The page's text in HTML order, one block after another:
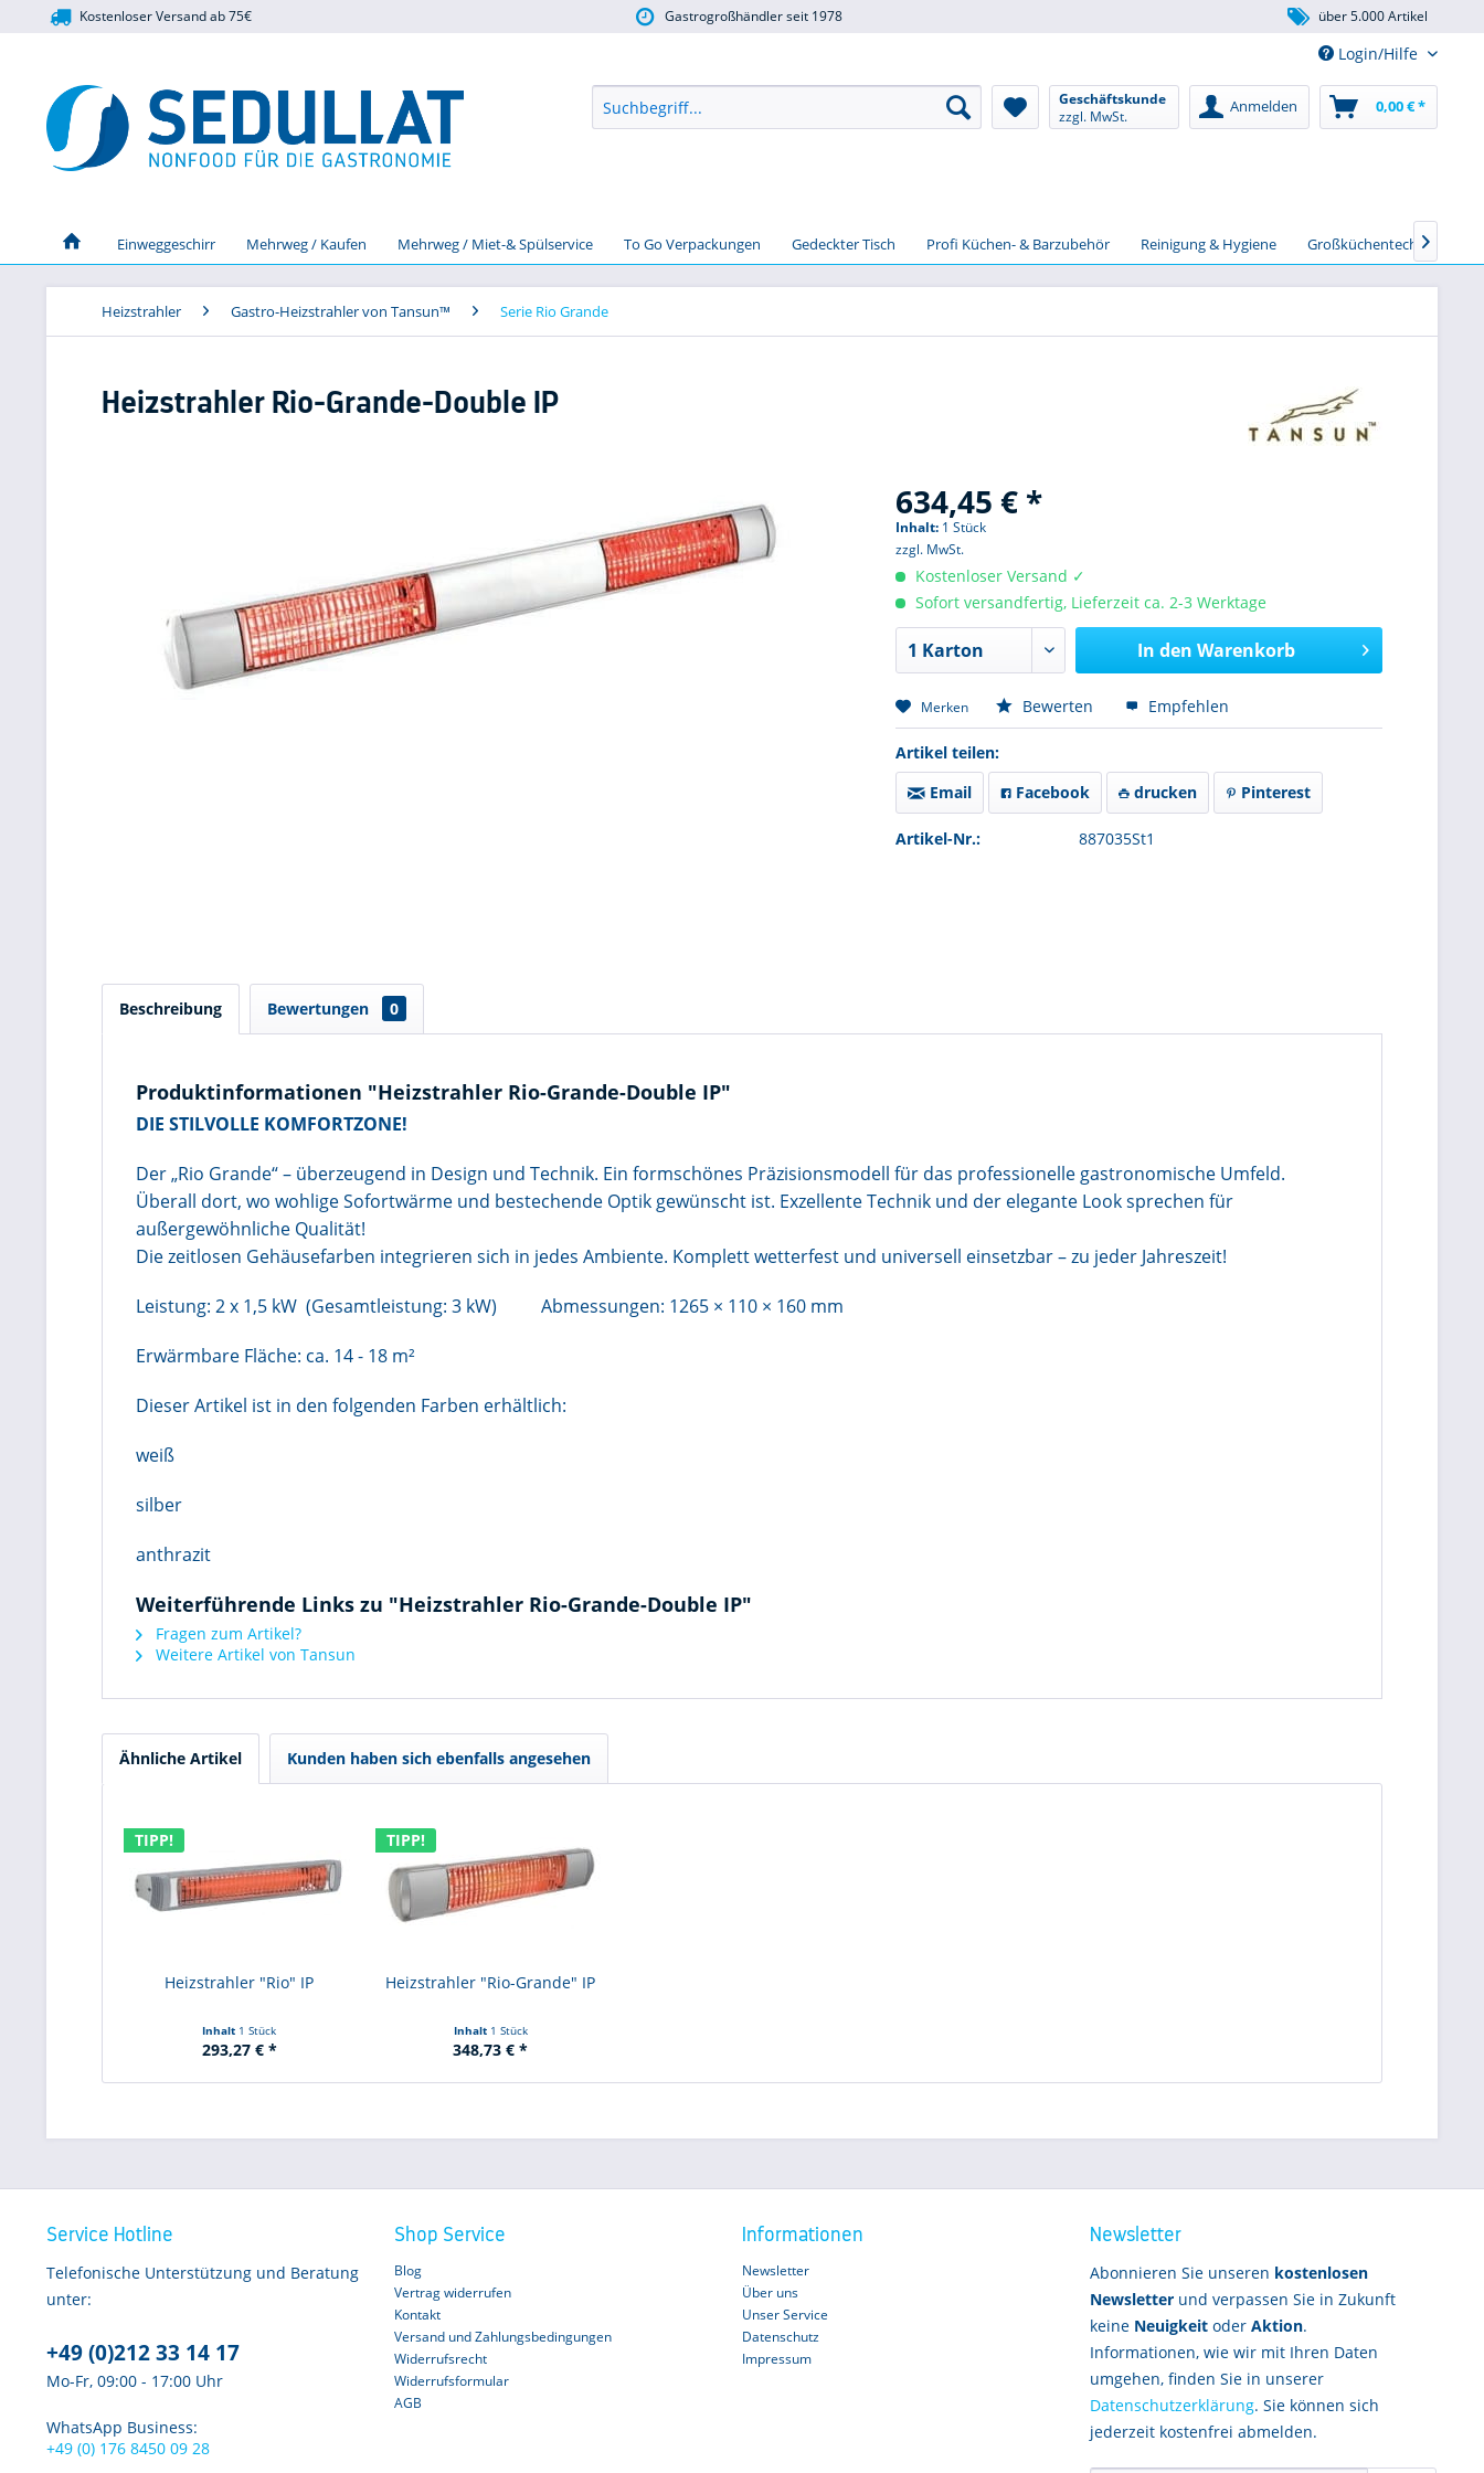
Kostenloser Versand ab 75€ Gastrogroßhändler seit 1978 über 5.000 Artikel
Login/Hilfe
Geschäftskunde
zzgl. MwSt.
Anmelden 0,00 € *
Einweggeschirr Mehrweg / Kaufen Mehrweg / Miet-& Spülservice To Go Verpackungen Gedeckter Tisch Profi Küchen- & Barzubehör Reinigung & Hygiene Großküchentechnik

Heizstrahler Gastro-Heizstrahler von Tansun™ Serie Rio Grande
Heizstrahler Rio-Grande-Double IP
634,45 € *
Inhalt: 1 Stück
zzgl. MwSt.
Kostenloser Versand ✓
Sofort versandfertig, Lieferzeit ca. 2-3 Werktage
In den Warenkorb
Merken Bewerten Empfehlen
Artikel teilen:
Email
Facebook drucken Pinterest
Artikel-Nr.: 887035St1
Beschreibung Bewertungen 0
Produktinformationen "Heizstrahler Rio-Grande-Double IP"
DIE STILVOLLE KOMFORTZONE!
Der „Rio Grande“ – überzeugend in Design und Technik. Ein formschönes Präzisionsmodell für das professionelle gastronomische Umfeld.
Überall dort, wo wohlige Sofortwärme und bestechende Optik gewünscht ist. Exzellente Technik und der elegante Look sprechen für
außergewöhnliche Qualität!
Die zeitlosen Gehäusefarben integrieren sich in jedes Ambiente. Komplett wetterfest und universell einsetzbar – zu jeder Jahreszeit!
Leistung: 2 x 1,5 kW (Gesamtleistung: 3 kW) Abmessungen: 1265 × 110 × 160 mm
Erwärmbare Fläche: ca. 14 - 18 m²
Dieser Artikel ist in den folgenden Farben erhältlich:
weiß
silber
anthrazit
Weiterführende Links zu "Heizstrahler Rio-Grande-Double IP"
Fragen zum Artikel?
Weitere Artikel von Tansun
Ähnliche Artikel Kunden haben sich ebenfalls angesehen
TIPP!
Heizstrahler "Rio" IP
Inhalt 1 Stück
293,27 € *
TIPP!
Heizstrahler "Rio-Grande" IP
Inhalt 1 Stück
348,73 € *
Service Hotline
Telefonische Unterstützung und Beratung
unter:
+49 (0)212 33 14 17
Mo-Fr, 09:00 - 17:00 Uhr
WhatsApp Business:
+49 (0) 176 8450 09 28
Shop Service
Blog
Vertrag widerrufen
Kontakt
Versand und Zahlungsbedingungen
Widerrufsrecht
Widerrufsformular
AGB
Informationen
Newsletter
Über uns
Unser Service
Datenschutz
Impressum
Newsletter
Abonnieren Sie unseren kostenlosen
Newsletter und verpassen Sie in Zukunft
keine Neuigkeit oder Aktion.
Informationen, wie wir mit Ihren Daten
umgehen, finden Sie in unserer
Datenschutzerklärung. Sie können sich
jederzeit kostenfrei abmelden.